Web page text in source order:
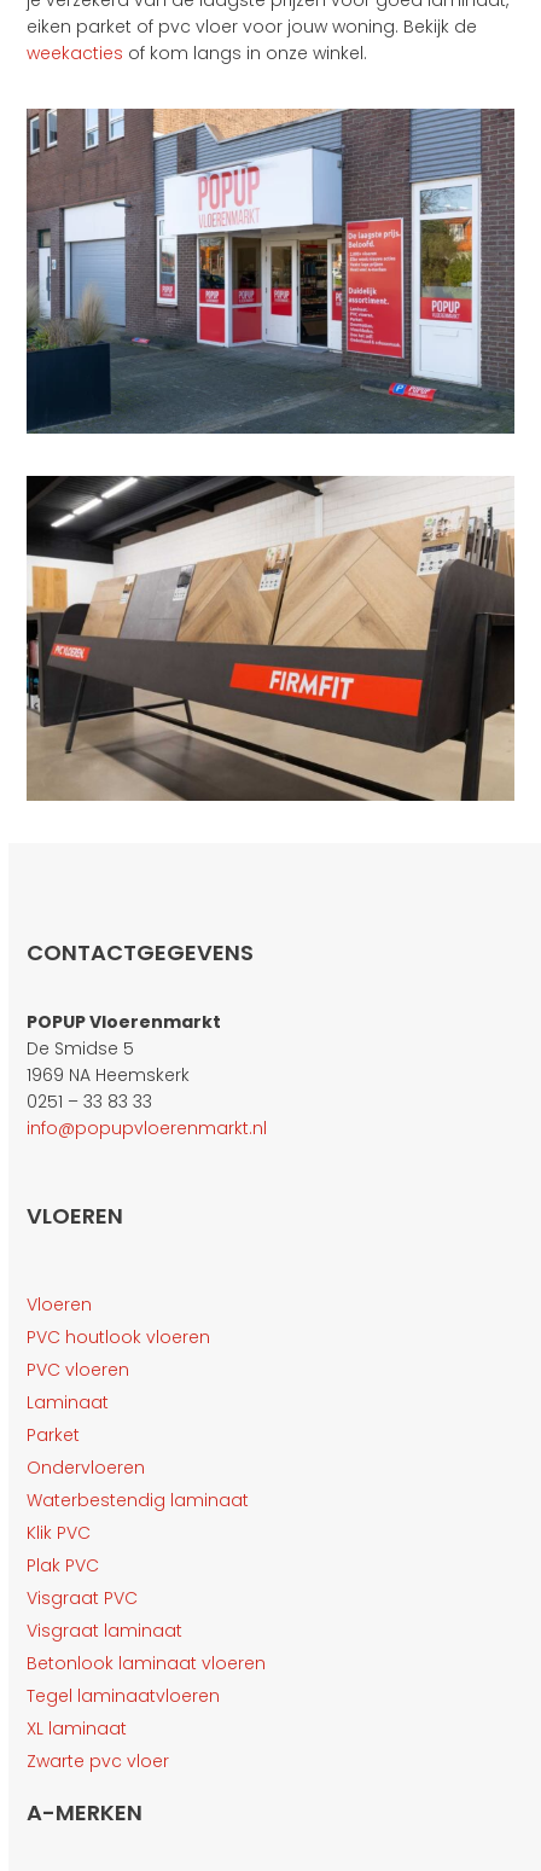
eiken parket of pvc vloer voor jouw woning. Bekijk de
weekacties of kom langs in onze winkel.
CONTACTGEGEVENS
POPUP Vloerenmarkt
De Smidse 5
1969 NA Heemskerk
0251 – 33 83 33
info@popupvloerenmarkt.nl
VLOEREN
Vloeren
PVC houtlook vloeren
PVC vloeren
Laminaat
Parket
Ondervloeren
Waterbestendig laminaat
Klik PVC
Plak PVC
Visgraat PVC
Visgraat laminaat
Betonlook laminaat vloeren
Tegel laminaatvloeren
XL laminaat
Zwarte pvc vloer
A-MERKEN